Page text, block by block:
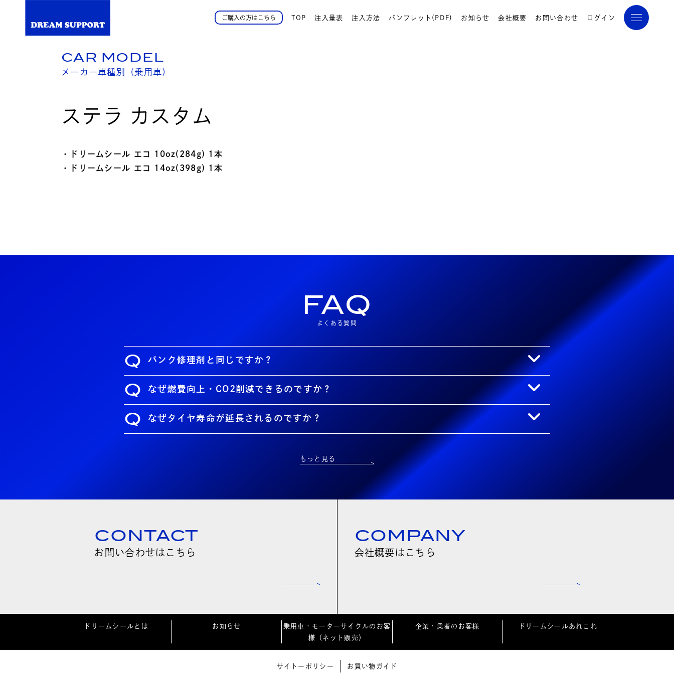
ご購入の方はこちら TOP 注入量表 注入方法 パンフレット(PDF) お知らせ 会社概要 お問い合わせ ログイン
CAR MODEL
メーカー車種別（乗用車）
ステラ カスタム
・ドリームシール エコ 10oz(284g) 1本
・ドリームシール エコ 14oz(398g) 1本
FAQ
よくある質問
Q パンク修理剤と同じですか？
Q なぜ燃費向上・CO2削減できるのですか？
Q なぜタイヤ寿命が延長されるのですか？
もっと見る
CONTACT
お問い合わせはこちら
COMPANY
会社概要はこちら
ドリームシールとは お知らせ
乗用車・モーターサイクルのお客
様（ネット販売）
企業・業者のお客様 ドリームシールあれこれ
サイトーポリシー お買い物ガイド